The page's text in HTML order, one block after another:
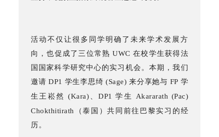
活动不仅让很多同学明确了未来学术发展方
向，也促成了三位常熟UWC在校学生获得法
国国家科学研究中心的实习机会。本期，我们
邀请DP1 学生李思绮 (Sage) 来分享她与 FP 学
生王崧然 (Kara)、DP1学生 Akararath (Pac)
Chokthitirath（泰国）共同前往巴黎实习 的经
历。